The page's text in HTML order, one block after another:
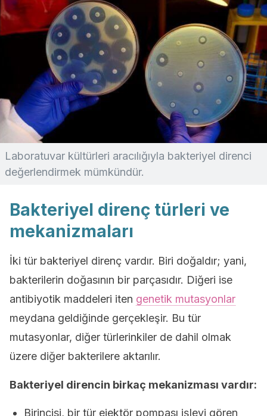
Laboratuvar kültürleri aracılığıyla bakteriyel direnci
değerlendirmek mümkündür.
Bakteriyel direnç türleri ve
mekanizmaları
İki tür bakteriyel direnç vardır. Biri doğaldır; yani,
bakterilerin doğasının bir parçasıdır. Diğeri ise
antibiyotik maddeleri iten genetik mutasyonlar
meydana geldiğinde gerçekleşir. Bu tür
mutasyonlar, diğer türlerinkiler de dahil olmak
üzere diğer bakterilere aktarılır.
Bakteriyel direncin birkaç mekanizması vardır:
Birincisi, bir tür ejektör pompası işlevi gören